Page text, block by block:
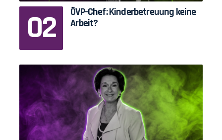
ÖVP-Chef: Kinderbetreuung keine
Arbeit?